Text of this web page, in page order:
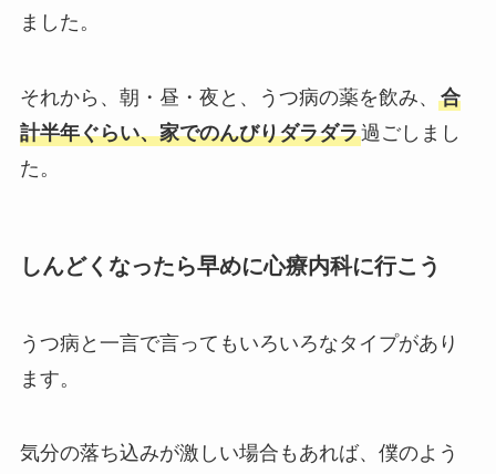
ました。
それから、朝・昼・夜と、うつ病の薬を飲み、 合
計半年ぐらい、家でのんびりダラダラ過ごしまし
た。
しんどくなったら早めに心療内科に行こう
うつ病と一言で言ってもいろいろなタイプがあり
ます。
気分の落ち込みが激しい場合もあれば、僕のよう